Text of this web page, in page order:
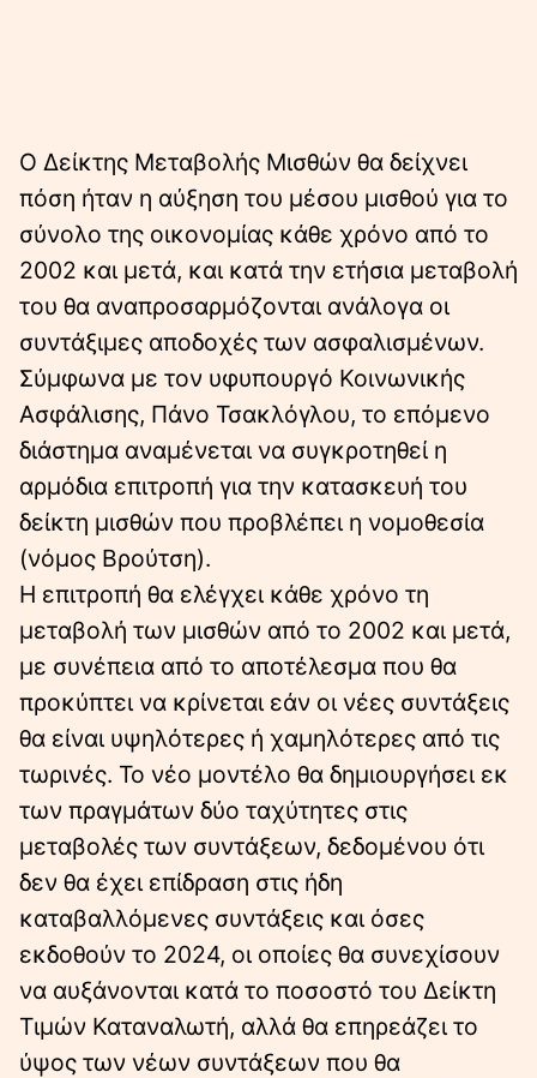
Ο Δείκτης Μεταβολής Μισθών θα δείχνει
πόση ήταν η αύξηση του μέσου μισθού για το
σύνολο της οικονομίας κάθε χρόνο από το
2002 και μετά, και κατά την ετήσια μεταβολή
του θα αναπροσαρµόζονται ανάλογα οι
συντάξιμες αποδοχές των ασφαλισμένων.
Σύμφωνα με τον υφυπουργό Κοινωνικής
Ασφάλισης, Πάνο Τσακλόγλου, το επόμενο
διάστημα αναμένεται να συγκροτηθεί η
αρμόδια επιτροπή για την κατασκευή του
δείκτη μισθών που προβλέπει η νοµοθεσία
(νόµος Βρούτση).
Η επιτροπή θα ελέγχει κάθε χρόνο τη
µεταβολή των µισθών από το 2002 και µετά,
µε συνέπεια από το αποτέλεσµα που θα
προκύπτει να κρίνεται εάν οι νέες συντάξεις
θα είναι υψηλότερες ή χαµηλότερες από τις
τωρινές. Το νέο µοντέλο θα δηµιουργήσει εκ
των πραγµάτων δύο ταχύτητες στις
µεταβολές των συντάξεων, δεδοµένου ότι
δεν θα έχει επίδραση στις ήδη
καταβαλλόµενες συντάξεις και όσες
εκδοθούν το 2024, οι οποίες θα συνεχίσουν
να αυξάνονται κατά το ποσοστό του ∆είκτη
Τιµών Καταναλωτή, αλλά θα επηρεάζει το
ύψος των νέων συντάξεων που θα